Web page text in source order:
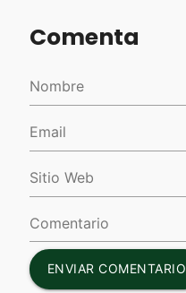
Comenta
ENVIAR COMENTARIO